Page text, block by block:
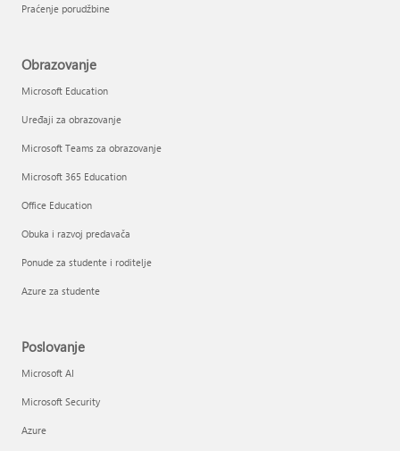
Praćenje porudžbine
Obrazovanje
Microsoft Education
Uređaji za obrazovanje
Microsoft Teams za obrazovanje
Microsoft 365 Education
Office Education
Obuka i razvoj predavača
Ponude za studente i roditelje
Azure za studente
Poslovanje
Microsoft AI
Microsoft Security
Azure